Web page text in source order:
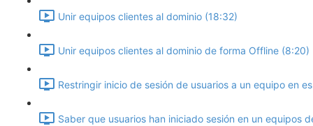
Unir equipos clientes al dominio (18:32)
Unir equipos clientes al dominio de forma Offline (8:20)
Restringir inicio de sesión de usuarios a un equipo en
Saber que usuarios han iniciado sesión en un equipos